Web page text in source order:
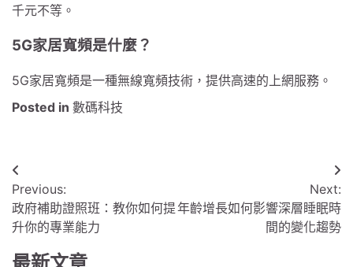
千元不等。
5G家居寬頻是什麼？
5G家居寬頻是一種無線寬頻技術，提供高速的上網服務。
Posted in 數碼科技
文
章
導
覽
Previous:
政府補助證照班：教你如何提
升你的專業能力
Next:
年齡增長如何影響深層睡眠時
間的變化趨勢